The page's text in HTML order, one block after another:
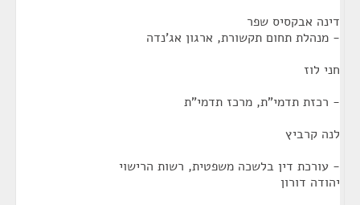
דינה אבקסיס שפר
- מנהלת תחום תקשורת, ארגון אג'נדה
חני לוז
- רכזת תדמי"ת, מרכז תדמי"ת
לנה קרביץ
- עורכת דין בלשכה משפטית, רשות הרישוי
יהודה דורון